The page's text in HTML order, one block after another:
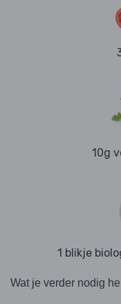
10g
1 blikje
Wat je verder nodig